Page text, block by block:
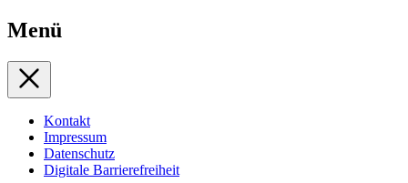
Menü
Kontakt
Impressum
Datenschutz
Digitale Barrierefreiheit